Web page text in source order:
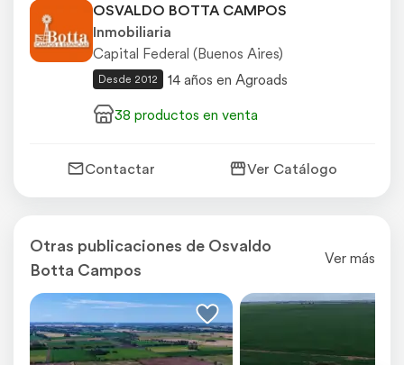
OSVALDO BOTTA CAMPOS
Inmobiliaria
Capital Federal (Buenos Aires)
Desde 2012
14 años en Agroads
38 productos en venta
Contactar Ver Catálogo
Otras publicaciones de Osvaldo
Botta Campos
Ver más